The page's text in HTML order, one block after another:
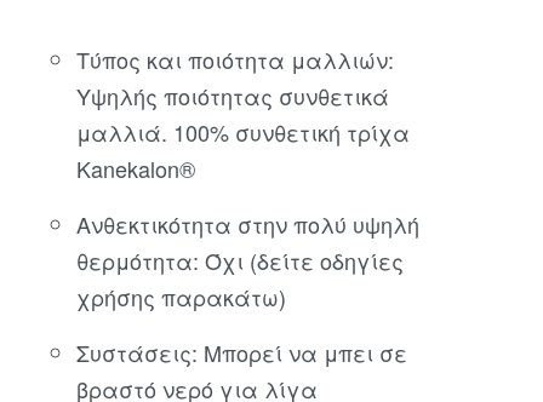
Τύπος και ποιότητα μαλλιών:
Υψηλής ποιότητας συνθετικά
μαλλιά. 100% συνθετική τρίχα
Kanekalon®
Ανθεκτικότητα στην πολύ υψηλή
θερμότητα: Όχι (δείτε οδηγίες
χρήσης παρακάτω)
Συστάσεις: Μπορεί να μπει σε
βραστό νερό για λίγα